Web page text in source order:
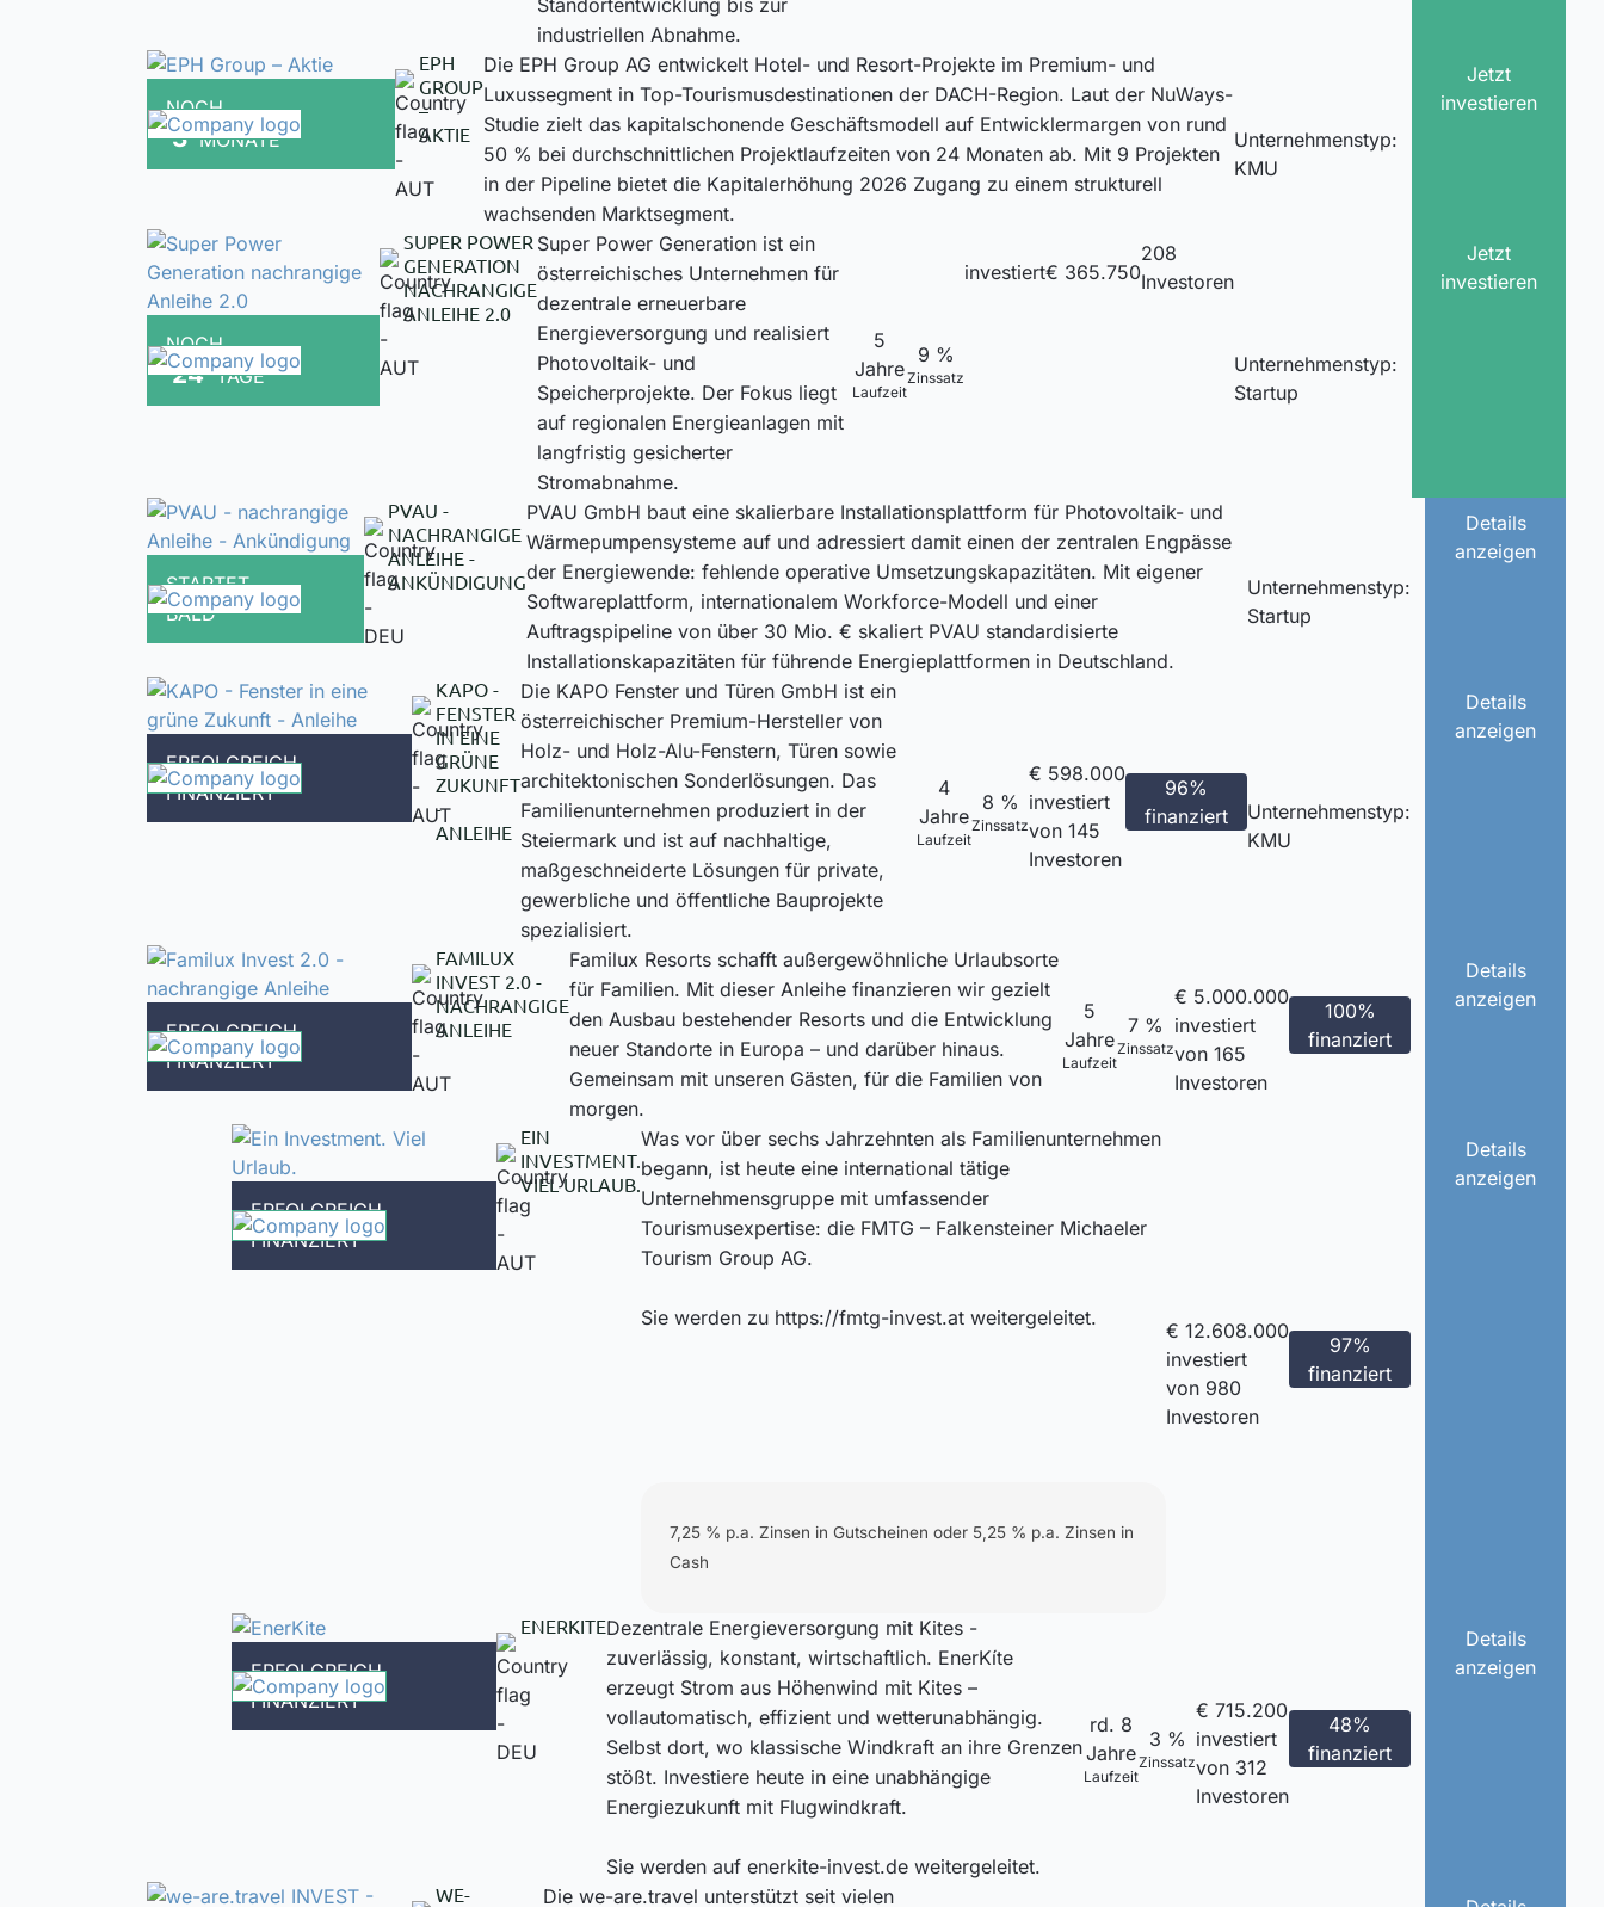
Standortentwicklung bis zur
industriellen Abnahme.
NOCH
3 MONATE
EPH
GROUP
–
AKTIE
Die EPH Group AG entwickelt Hotel- und Resort-Projekte im Premium- und
Luxussegment in Top-Tourismusdestinationen der DACH-Region. Laut der NuWays-
Studie zielt das kapitalschonende Geschäftsmodell auf Entwicklermargen von rund
50 % bei durchschnittlichen Projektlaufzeiten von 24 Monaten ab. Mit 9 Projekten
in der Pipeline bietet die Kapitalerhöhung 2026 Zugang zu einem strukturell
wachsenden Marktsegment.
Unternehmenstyp:
KMU
Jetzt
investieren
NOCH
24 TAGE
SUPER POWER
GENERATION
NACHRANGIGE
ANLEIHE 2.0
Super Power Generation ist ein
österreichisches Unternehmen für
dezentrale erneuerbare
Energieversorgung und realisiert
Photovoltaik- und
Speicherprojekte. Der Fokus liegt
auf regionalen Energieanlagen mit
langfristig gesicherter
Stromabnahme.
5
Jahre
Laufzeit
9 %
Zinssatz
investiert€ 365.750
208
Investoren
Unternehmenstyp:
Startup
Jetzt
investieren
STARTET
BALD
PVAU -
NACHRANGIGE
ANLEIHE -
ANKÜNDIGUNG
PVAU GmbH baut eine skalierbare Installationsplattform für Photovoltaik- und
Wärmepumpensysteme auf und adressiert damit einen der zentralen Engpässe
der Energiewende: fehlende operative Umsetzungskapazitäten. Mit eigener
Softwareplattform, internationalem Workforce-Modell und einer
Auftragspipeline von über 30 Mio. € skaliert PVAU standardisierte
Installationskapazitäten für führende Energieplattformen in Deutschland.
Unternehmenstyp:
Startup
Details
anzeigen
ERFOLGREICH
FINANZIERT
KAPO -
FENSTER
IN EINE
GRÜNE
ZUKUNFT
-
ANLEIHE
Die KAPO Fenster und Türen GmbH ist ein
österreichischer Premium-Hersteller von
Holz- und Holz-Alu-Fenstern, Türen sowie
architektonischen Sonderlösungen. Das
Familienunternehmen produziert in der
Steiermark und ist auf nachhaltige,
maßgeschneiderte Lösungen für private,
gewerbliche und öffentliche Bauprojekte
spezialisiert.
4
Jahre
Laufzeit
8 %
Zinssatz
€ 598.000
investiert
von 145
Investoren
96%
finanziert
Unternehmenstyp:
KMU
Details
anzeigen
ERFOLGREICH
FINANZIERT
FAMILUX
INVEST 2.0 -
NACHRANGIGE
ANLEIHE
Familux Resorts schafft außergewöhnliche Urlaubsorte
für Familien. Mit dieser Anleihe finanzieren wir gezielt
den Ausbau bestehender Resorts und die Entwicklung
neuer Standorte in Europa – und darüber hinaus.
Gemeinsam mit unseren Gästen, für die Familien von
morgen.
5
Jahre
Laufzeit
7 %
Zinssatz
€ 5.000.000
investiert
von 165
Investoren
100%
finanziert
Details
anzeigen
ERFOLGREICH
FINANZIERT
EIN
INVESTMENT.
VIEL URLAUB.
Was vor über sechs Jahrzehnten als Familienunternehmen
begann, ist heute eine international tätige
Unternehmensgruppe mit umfassender
Tourismusexpertise: die FMTG – Falkensteiner Michaeler
Tourism Group AG.
Sie werden zu https://fmtg-invest.at weitergeleitet.
7,25 % p.a. Zinsen in Gutscheinen oder 5,25 % p.a. Zinsen in
Cash
€ 12.608.000
investiert
von 980
Investoren
97%
finanziert
Details
anzeigen
ERFOLGREICH
FINANZIERT
ENERKITEDezentrale Energieversorgung mit Kites -
zuverlässig, konstant, wirtschaftlich. EnerKíte
erzeugt Strom aus Höhenwind mit Kites –
vollautomatisch, effizient und wetterunabhängig.
Selbst dort, wo klassische Windkraft an ihre Grenzen
stößt. Investiere heute in eine unabhängige
Energiezukunft mit Flugwindkraft.
Sie werden auf enerkite-invest.de weitergeleitet.
rd. 8
Jahre
Laufzeit
3 %
Zinssatz
€ 715.200
investiert
von 312
Investoren
48%
finanziert
Details
anzeigen
WE-
Die we-are.travel unterstützt seit vielen